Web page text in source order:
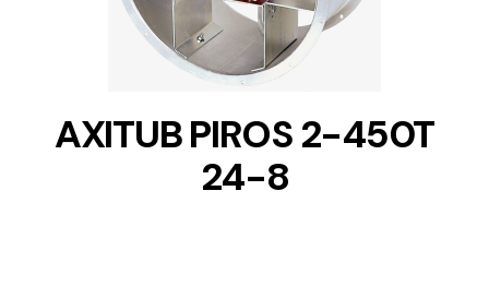
AXITUB PIROS 2-450T
24-8